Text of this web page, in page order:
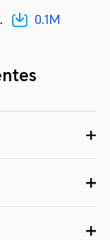
us)[ 0.1M ] 0.1M